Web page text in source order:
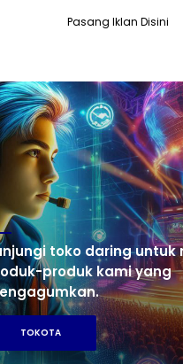
Pasang Iklan Disini
toko daring untuk
produk kami yang
TOKOTA